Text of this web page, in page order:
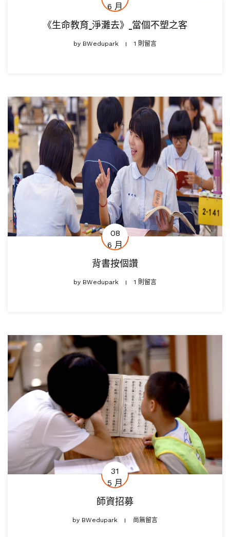
6 月
《生命教育_淨灘去》_當個不塑之客
by BWedupark 1 則留言
08
6 月
背書按個讚
by BWedupark 1 則留言
31
5 月
師資招募
by BWedupark 尚無留言